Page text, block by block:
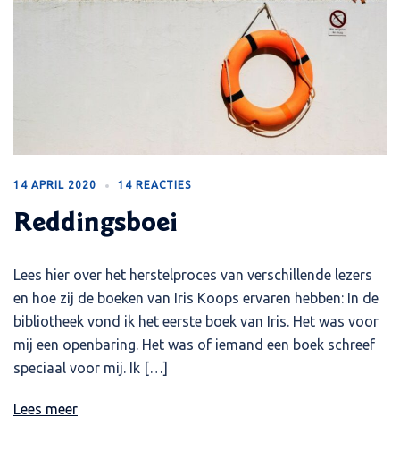
14 APRIL 2020 14 REACTIES
Reddingsboei
Lees hier over het herstelproces van verschillende lezers
en hoe zij de boeken van Iris Koops ervaren hebben: In de
bibliotheek vond ik het eerste boek van Iris. Het was voor
mij een openbaring. Het was of iemand een boek schreef
speciaal voor mij. Ik […]
Lees meer